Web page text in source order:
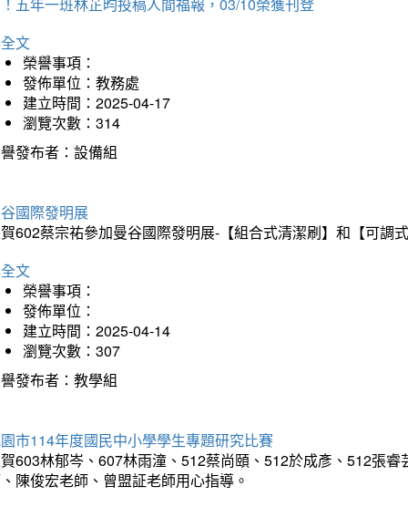
文
榮譽事項：
發佈單位：教務處
建立時間：2025-04-17
瀏覽次數：314
發布者：設備組
國際發明展
602蔡宗祐參加曼谷國際發明展-【組合式清潔刷】和【可調
文
榮譽事項：
發佈單位：
建立時間：2025-04-14
瀏覽次數：307
發布者：教學組
市114年度國民中小學學生專題研究比賽
603林郁岑、607林雨潼、512蔡尚頤、512於成彥、512張
陳俊宏老師、曾盟証老師用心指導。